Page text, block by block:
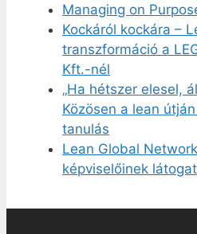
Managing on
Kockáról kockára –
transzformáció a
Kft.-nél
„Ha hétszer elesel,
Közösen a lean
tanulás
Lean Global
képviselőinek